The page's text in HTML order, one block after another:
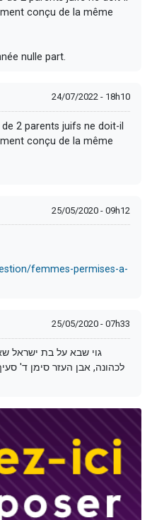
conçu de la même
nulle part.
24/07/2022 - 18h10
2 parents juifs ne doit-il
conçu de la même
25/05/2020 - 09h12
femmes-permises-a-
25/05/2020 - 07h33
גוי שבא על בת ישראל
לכהונה, אבן העזר סימן ד'